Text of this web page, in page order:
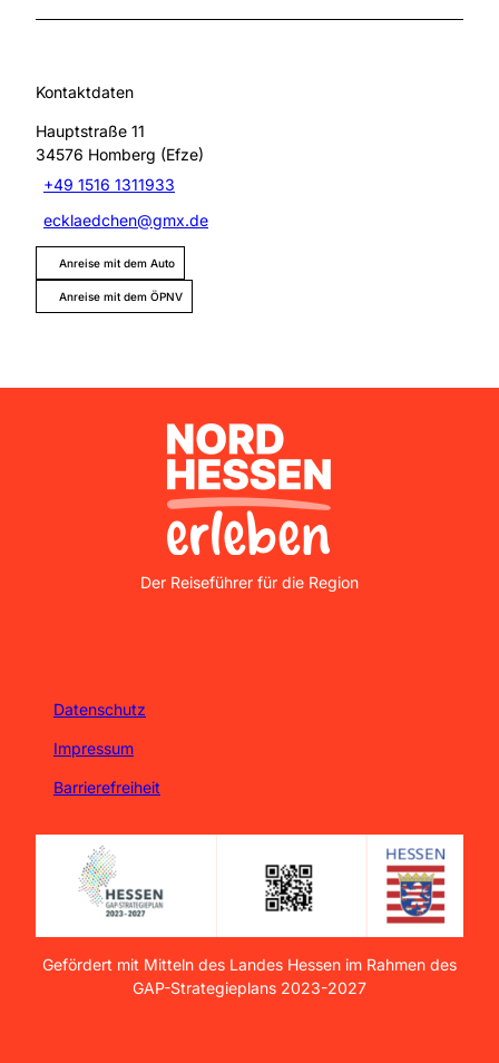
Kontaktdaten
Hauptstraße 11
34576 Homberg (Efze)
+49 1516 1311933
ecklaedchen@gmx.de
Anreise mit dem Auto
Anreise mit dem ÖPNV
Nordhessen Erleben
Der Reiseführer für die Region
Datenschutz
Impressum
Barrierefreiheit
Gefördert mit Mitteln des Landes Hessen im Rahmen des
GAP-Strategieplans 2023-2027